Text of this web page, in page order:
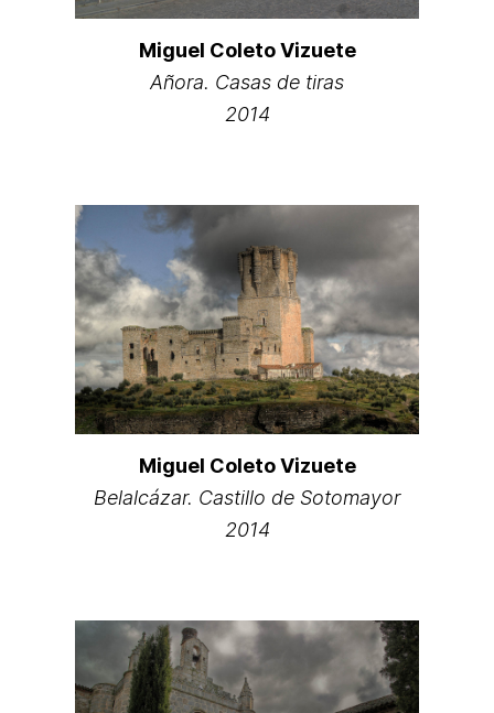
Miguel Coleto Vizuete
Añora. Casas de tiras
2014
Miguel Coleto Vizuete
Belalcázar. Castillo de Sotomayor
2014